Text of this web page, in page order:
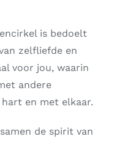
is bedoelt
zelfliefde en
voor jou, waarin
andere
en met elkaar.
de spirit van